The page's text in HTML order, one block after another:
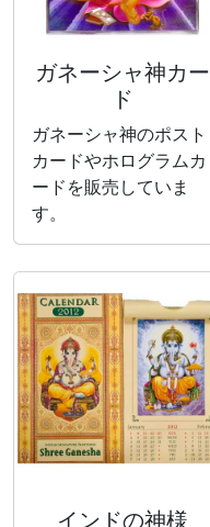
ガネーシャ神カー
ド
ガネーシャ神のポスト
カードやホログラムカ
ードを販売していま
す。
インドの神様